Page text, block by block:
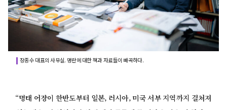
장종수 대표의 사무실. 명란에 대한 책과 자료들이 빼곡하다.
“명태 어장이 한반도부터 일본, 러시아, 미국 서부 지역까지 걸쳐져